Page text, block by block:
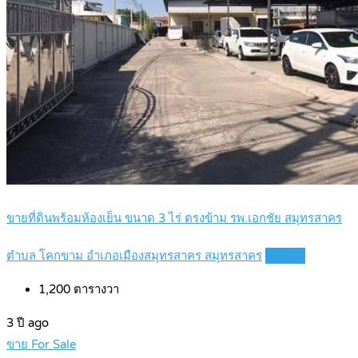
ขายที่ดินพร้อมห้องเย็น ขนาด 3 ไร่ ตรงข้าม รพ.เอกชัย สมุทรสาคร
ตำบล โคกขาม อำเภอเมืองสมุทรสาคร สมุทรสาคร
1,200 ตารางวา
3 ปี ago
ขาย For Sale